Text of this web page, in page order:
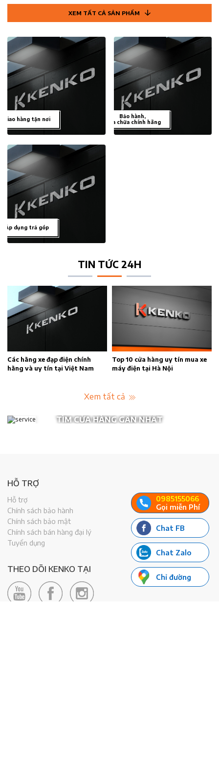
XEM TẤT CẢ SẢN PHẨM
Giao hàng tận nơi
Bảo hành,
sửa chữa chính hãng
Áp dụng trả góp
TIN TỨC 24H
Các hãng xe đạp điện chính
hãng và uy tín tại Việt Nam
Top 10 cửa hàng uy tín mua xe
máy điện tại Hà Nội
Xem tất cả
TÌM CỬA HÀNG GẦN NHẤT
0985155066
Gọi miễn Phí
Chat FB
Chat Zalo
Chỉ đường
HỖ TRỢ
Hỗ trợ
Chính sách bảo hành
Chính sách bảo mật
Chính sách bán hàng đại lý
Tuyển dụng
THEO DÕI KENKO TẠI